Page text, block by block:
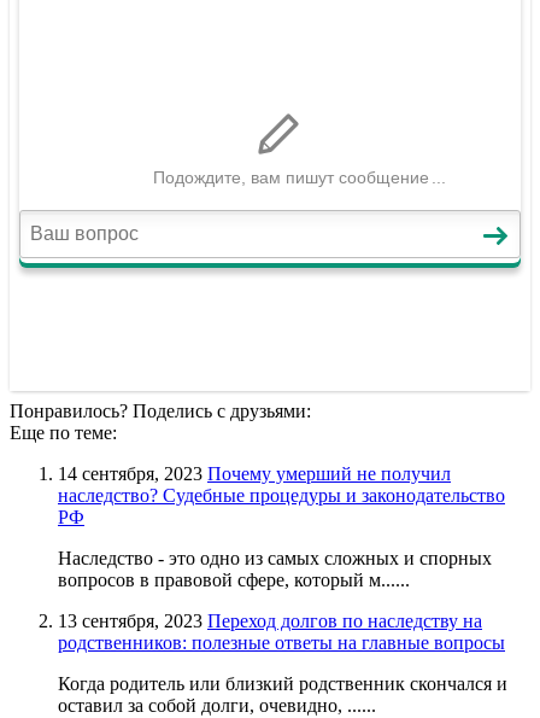
Понравилось? Поделись с друзьями:
Еще по теме:
14 сентября, 2023 Почему умерший не получил
наследство? Судебные процедуры и законодательство
РФ
Наследство - это одно из самых сложных и спорных
вопросов в правовой сфере, который м......
13 сентября, 2023 Переход долгов по наследству на
родственников: полезные ответы на главные вопросы
Когда родитель или близкий родственник скончался и
оставил за собой долги, очевидно, ......